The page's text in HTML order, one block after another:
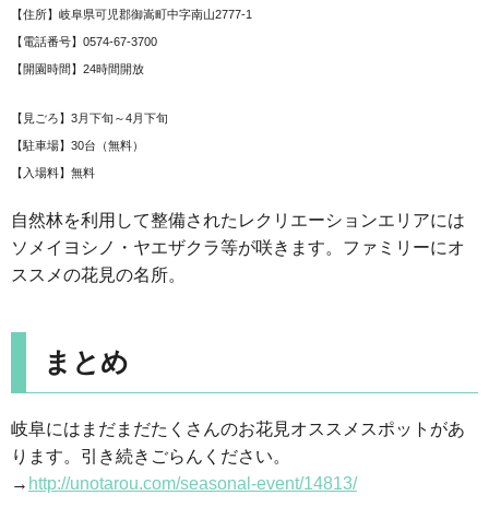
【住所】岐阜県可児郡御嵩町中字南山2777-1
【電話番号】0574-67-3700
【開園時間】24時間開放
【見ごろ】3月下旬～4月下旬
【駐車場】30台（無料）
【入場料】無料
自然林を利用して整備されたレクリエーションエリアには
ソメイヨシノ・ヤエザクラ等が咲きます。ファミリーにオ
ススメの花見の名所。
まとめ
岐阜にはまだまだたくさんのお花見オススメスポットがあ
ります。引き続きごらんください。
→ http://unotarou.com/seasonal-event/14813/